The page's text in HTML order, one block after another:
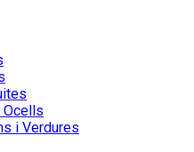
Ocells
i Verdures